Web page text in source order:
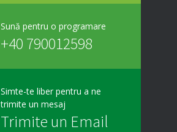
Sună pentru o programare
+40 790012598
Simte-te liber pentru a ne
trimite un mesaj
Trimite un Email